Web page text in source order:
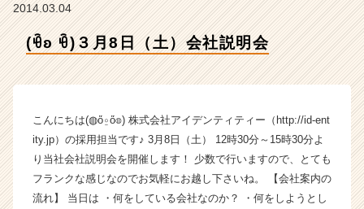
ン
ィ
ィ
ー
タ
イ
ム
2014.03.04
(ꀹʚ ꀹ)３月8日（土）会社説明会
こんにちは(◍ὅ⍛ὅ◍) 株式会社アイデンティティー（http://id-ent
ity.jp）の採用担当です♪ 3月8日（土） 12時30分～15時30分よ
り当社会社説明会を開催します！ 少数で行いますので、とても
フランクな感じなのでお気軽にお越し下さいね。 【会社案内の
流れ】 当日は ・何をしている会社なのか？ ・何をしようとし